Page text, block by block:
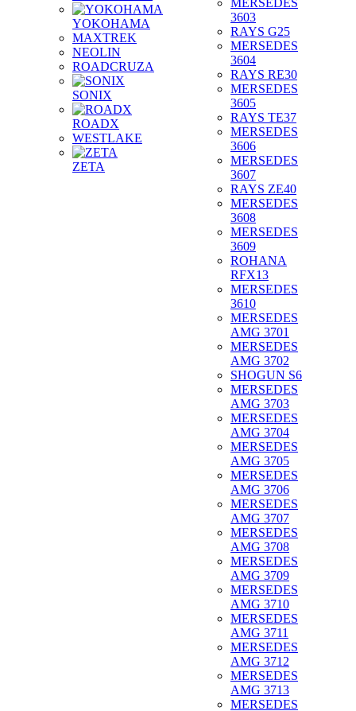
YOKOHAMA
MAXTREK
NEOLIN
ROADCRUZA
SONIX
ROADX
WESTLAKE
ZETA
MERSEDES
3603
RAYS G25
MERSEDES
3604
RAYS RE30
MERSEDES
3605
RAYS TE37
MERSEDES
3606
MERSEDES
3607
RAYS ZE40
MERSEDES
3608
MERSEDES
3609
ROHANA
RFX13
MERSEDES
3610
MERSEDES
AMG 3701
MERSEDES
AMG 3702
SHOGUN S6
MERSEDES
AMG 3703
MERSEDES
AMG 3704
MERSEDES
AMG 3705
MERSEDES
AMG 3706
MERSEDES
AMG 3707
MERSEDES
AMG 3708
MERSEDES
AMG 3709
MERSEDES
AMG 3710
MERSEDES
AMG 3711
MERSEDES
AMG 3712
MERSEDES
AMG 3713
MERSEDES